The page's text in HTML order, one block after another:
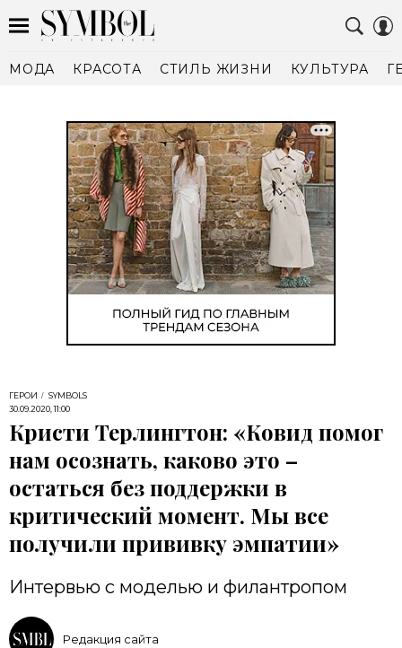
МОДА КРАСОТА СТИЛЬ ЖИЗНИ КУЛЬТУРА
ГЕРОИ
SYMBOLS
30.09.2020, 11:00
Кристи Терлингтон: «Ковид помог
нам осознать, каково это –
остаться без поддержки в
критический момент. Мы все
получили прививку эмпатии»
Интервью с моделью и филантропом
Редакция сайта